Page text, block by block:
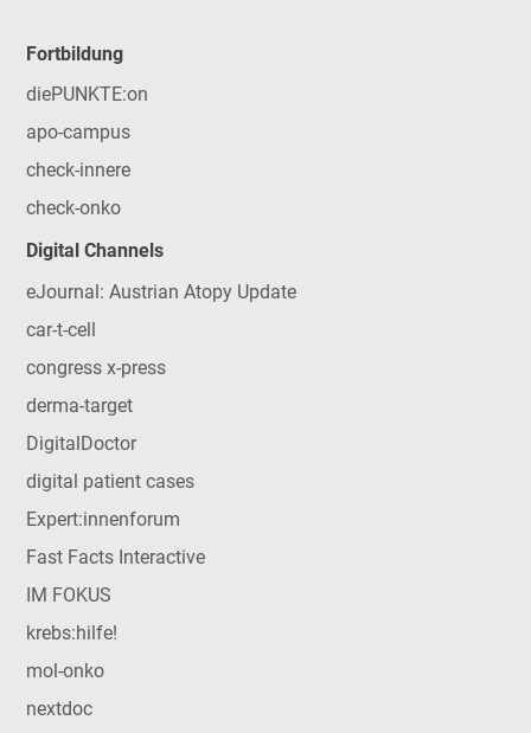
Fortbildung
diePUNKTE:on
apo-campus
check-innere
check-onko
Digital Channels
eJournal: Austrian Atopy Update
car-t-cell
congress x-press
derma-target
DigitalDoctor
digital patient cases
Expert:innenforum
Fast Facts Interactive
IM FOKUS
krebs:hilfe!
mol-onko
nextdoc